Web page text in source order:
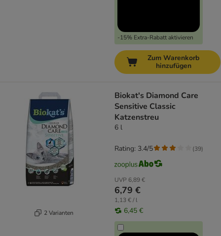
-15% Extra-Rabatt aktivieren
Zum Warenkorb
hinzufügen
2 Varianten
Biokat's Diamond Care
Sensitive Classic
Katzenstreu
6 l
UVP 6,89 €
6,79 €
1,13 € / l
6,45 €
Rating: 3.4/5 (39)